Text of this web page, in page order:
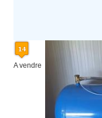
A vendre